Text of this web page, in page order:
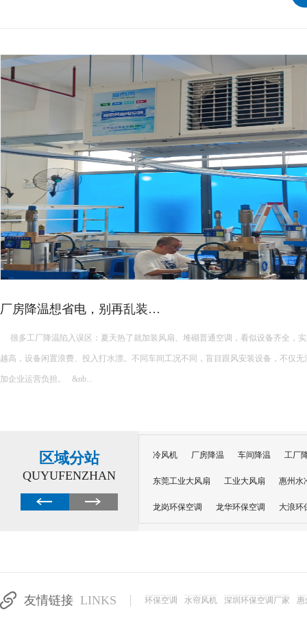
厂房降温想省电，别再乱装…
很多工厂降温陷入误区：夏天热了就加装风扇、堆砌普通空调，看似设备齐全，
越高，设备闲置浪费、投入打水漂。不同车间工况不同，盲目跟风安装设备，不仅
加企业运营负担。 &nb...
区域分站
QUYUFENZHAN
冷风机 厂房降温 车间降温 工厂
东莞工业大风扇 工业大风扇 惠州水
龙岗环保空调 龙华环保空调 大浪环
友情链接 LINKS 环保空调 水帘风机 深圳环保空调厂家 惠